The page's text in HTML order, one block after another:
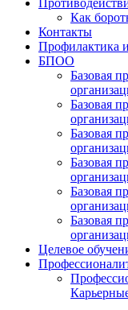
Как
Контакты
Профилактика
БПОО
Базовая
Базовая
Базовая
Базовая
Базовая
Базовая
Целевое